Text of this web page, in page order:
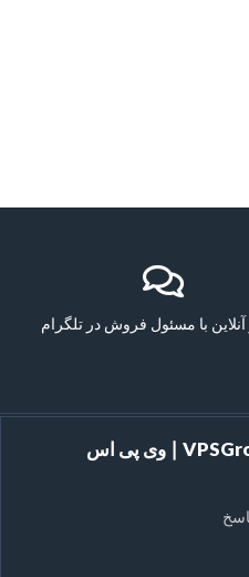
آنلاین با مسئول فروش در تلگرام
VPSGroups Inc ∣ وی پی اس